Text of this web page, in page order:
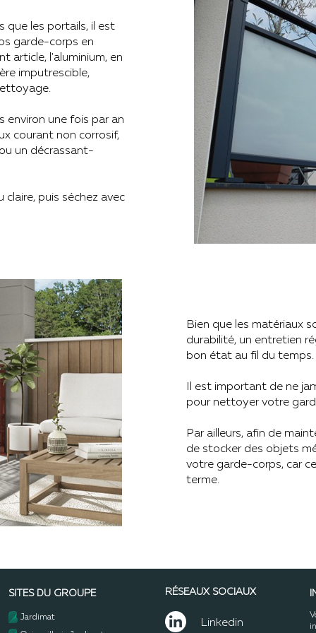
que les portails, il est
garde-corps en
article, l'aluminium, en
imputrescible,
une fois par an
courant non corrosif,
un décrassant-
claire, puis séchez avec
Bien que les matériaux
durabilité, un entretien
bon état au fil du temps.
Il est important de ne
pour nettoyer votre
Par ailleurs, afin de
de stocker des objets
votre garde-corps, car
terme.
SITES DU GROUPE
Jardimat
RÉSEAUX SOCIAUX
Linkedin